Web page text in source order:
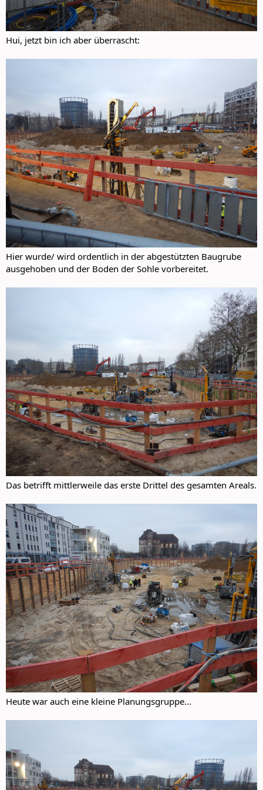
Hui, jetzt bin ich aber überrascht:
Hier wurde/ wird ordentlich in der abgestützten Baugrube
ausgehoben und der Boden der Sohle vorbereitet.
Das betrifft mittlerweile das erste Drittel des gesamten Areals.
Heute war auch eine kleine Planungsgruppe...